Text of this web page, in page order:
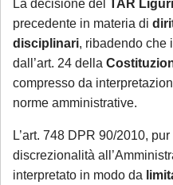
La decisione del TAR
precedente in materia di
disciplinari, ribadendo che
dall’art. 24 della
compresso da
norme amministrative.
L’art. 748 DPR 90/2010,
discrezionalità
interpretato in modo da
trattamento
sarà calendarizzato
dei professionisti,
della questione
invita a mandare
Sarà comunque